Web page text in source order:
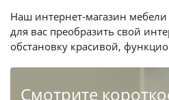
Наш интернет-магазин
для вас преобразить свой
обстановку красивой,
Cмотрите